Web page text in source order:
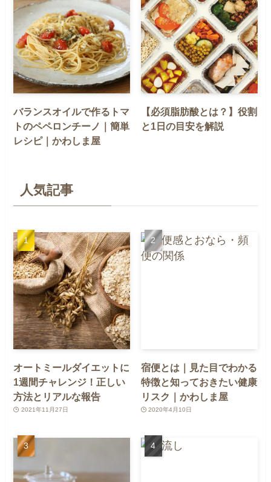
バランスオイルで作るトマ
トのペペロンチーノ｜簡単
レシピ｜かわしま屋
【必須脂肪酸とは？】役割
と1日の目安を解説
人気記事
オートミールダイエットに
1週間チャレンジ！正しい
方法とリアルな報告
2021年11月27日
宿便とは｜見た目でわかる
特徴と知っておきたい健康
リスク｜かわしま屋
2020年4月10日